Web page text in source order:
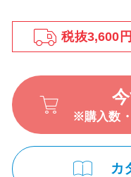
税抜3,600
※購入数
カ